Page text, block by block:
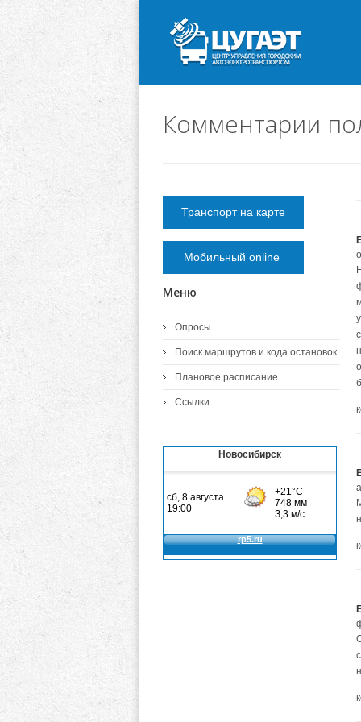
Комментарии
Транспорт на карте
Мобильный online
Меню
Опросы
Поиск маршрутов и кода остановок
Плановое расписание
Ссылки
Новосибирск